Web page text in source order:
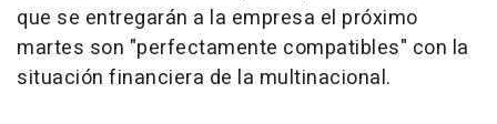
que se entregarán a la empresa el próximo
martes son "perfectamente compatibles" con la
situación financiera de la multinacional.